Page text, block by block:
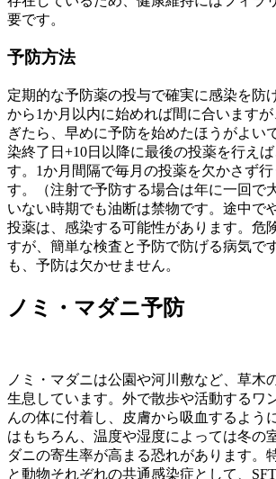
要です。
予防方法
定期的な予防薬の投与で確実に感染を防
から1か月以内に始めれば間に合います
ぎたら、早めに予防を始めたほうがよい
染終了日+10日以降に最後の投薬を行え
す。1か月間隔で毎月の投薬を欠かさず
す。（注射で予防する場合は年に一回で
いない時期でも油断は禁物です。途中で
投薬は、感染する可能性があります。危
すが、簡単な検査と予防で防げる病気で
も、予防は欠かせません。
ノミ・マダニ予防
ノミ・マダニは公園や河川敷など、草木
生息しています。外で散歩や活動するワ
んの体に付着し、皮膚から吸血するよう
はもちろん、温度や湿度によっては冬の
ダニの寄生率が高まる恐れがあります。
と動物それぞれの共通感染症として、